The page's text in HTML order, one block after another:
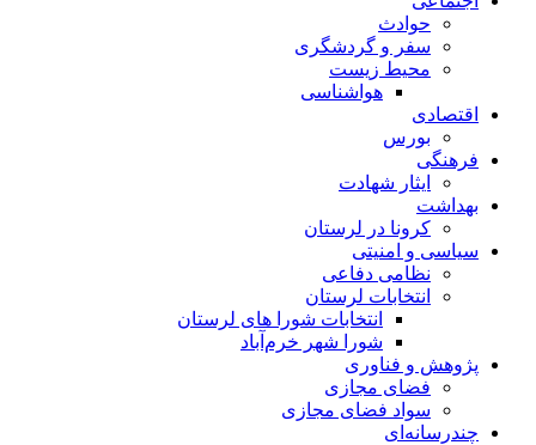
حوادث
سفر و گردشگری
محیط زیست
هواشناسی
اقتصادی
بورس
فرهنگی
ایثار شهادت
بهداشت
کرونا در لرستان
سیاسی و امنیتی
نظامی دفاعی
انتخابات لرستان
انتخابات شورا های لرستان
شورا شهر خرم‌آباد
پژوهش و فناوری
فضای مجازی
سواد فضای مجازی
چندرسانه‌ای